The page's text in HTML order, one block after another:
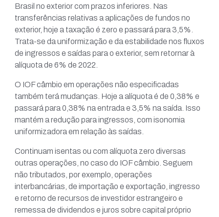
Brasil no exterior com prazos inferiores. Nas
transferências relativas a aplicações de fundos no
exterior, hoje a taxação é zero e passará para 3,5%.
Trata-se da uniformização e da estabilidade nos fluxos
de ingressos e saídas para o exterior, sem retornar à
alíquota de 6% de 2022.
O IOF câmbio em operações não especificadas
também terá mudanças. Hoje a alíquota é de 0,38% e
passará para 0,38% na entrada e 3,5% na saída. Isso
mantém a redução para ingressos, com isonomia
uniformizadora em relação às saídas.
Continuam isentas ou com alíquota zero diversas
outras operações, no caso do IOF câmbio. Seguem
não tributados, por exemplo, operações
interbancárias, de importação e exportação, ingresso
e retorno de recursos de investidor estrangeiro e
remessa de dividendos e juros sobre capital próprio